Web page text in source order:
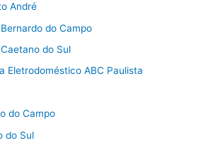
André
do Campo
do Sul
Eletrodoméstico ABC Paulista
do Campo
do Sul